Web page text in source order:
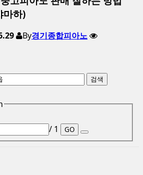
마하)
By경기종합피아노
검색
/ 1
GO